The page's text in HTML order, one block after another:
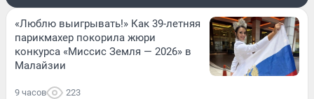
«Люблю выигрывать!» Как 39-летняя
парикмахер покорила жюри
конкурса «Миссис Земля — 2026» в
Малайзии
9 часов 223